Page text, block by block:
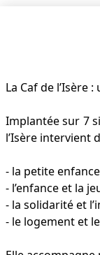
La Caf de
Implantée sur 7
l’Isère intervient
- la petite enfance
- l’enfance et la
- la solidarité et
- le logement et